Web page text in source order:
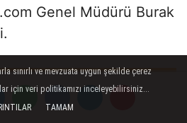
Genel Müdürü Burak
sınırlı ve mevzuata uygun şekilde çerez
için veri politikamızı inceleyebilirsiniz...
TAMAM